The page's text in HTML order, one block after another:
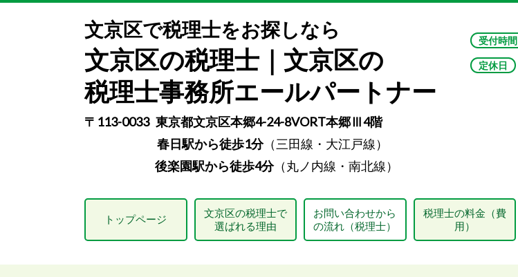
文京区で税理士をお探しなら
文京区の税理士｜文京区の
税理士事務所エールパートナー
〒113-0033 東京都文京区本郷4-24-8VORT本郷Ⅲ4階
春日駅から徒歩1分（三田線・大江戸線）
後楽園駅から徒歩4分（丸ノ内線・南北線）
受付時間
定休日
トップページ
文京区の税理士で
選ばれる理由
お問い合わせから
の流れ（税理士）
税理士の料金（費
用）